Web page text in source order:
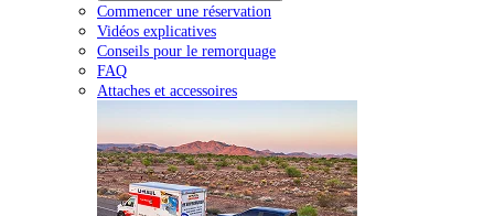
Commencer une réservation
Vidéos explicatives
Conseils pour le remorquage
FAQ
Attaches et accessoires